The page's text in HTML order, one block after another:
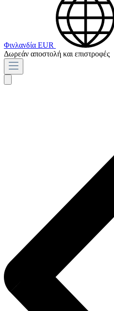
Φινλανδία EUR
Δωρεάν αποστολή και επιστροφές